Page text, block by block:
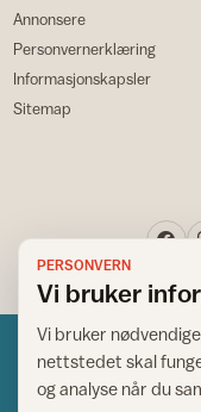
Annonsere
Personvernerklæring
Informasjonskapsler
Sitemap
PERSONVERN
Vi bruker
Vi bruker
nettstedet skal
og analyse når du